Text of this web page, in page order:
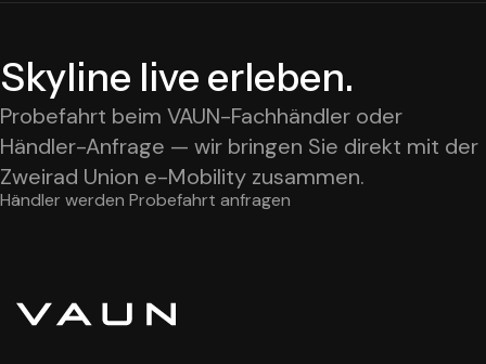
Skyline live erleben.
Probefahrt beim VAUN-Fachhändler oder
Händler-Anfrage — wir bringen Sie direkt mit der
Zweirad Union e-Mobility zusammen.
Händler werden Probefahrt anfragen